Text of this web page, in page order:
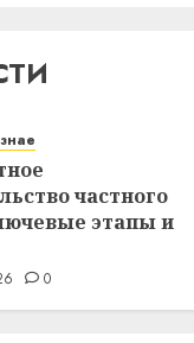
частного
этапы и
0